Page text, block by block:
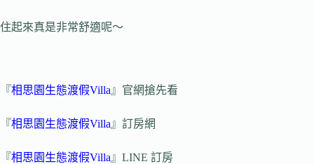
住起來真是非常舒適呢～
『相思園生態渡假Villa 』官網搶先看
『相思園生態渡假Villa 』訂房網
『相思園生態渡假Villa 』LINE 訂房